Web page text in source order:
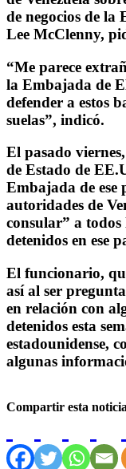
de negocios de la
Lee McClenny,
“Me parece
la Embajada de
defender a estos
suelas”, indicó.
El pasado
de Estado de
Embajada de ese
autoridades de
consular” a todos
detenidos en ese
El funcionario,
así al ser
en relación con
detenidos esta
estadounidense,
algunas
Compartir esta noticia